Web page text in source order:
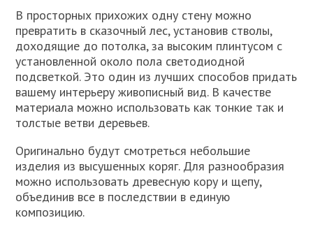
В просторных прихожих одну стену можно
превратить в сказочный лес, установив стволы,
доходящие до потолка, за высоким плинтусом с
установленной около пола светодиодной
подсветкой. Это один из лучших способов придать
вашему интерьеру живописный вид. В качестве
материала можно использовать как тонкие так и
толстые ветви деревьев.
Оригинально будут смотреться небольшие
изделия из высушенных коряг. Для разнообразия
можно использовать древесную кору и щепу,
объединив все в последствии в единую
композицию.